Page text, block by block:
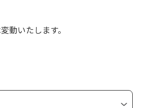
動いたします。